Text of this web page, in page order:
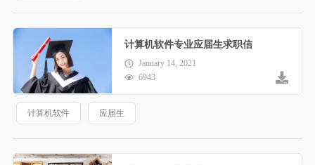
计算机软件专业应届生求职信
January 14, 2021
6943
计算机软件 应届生